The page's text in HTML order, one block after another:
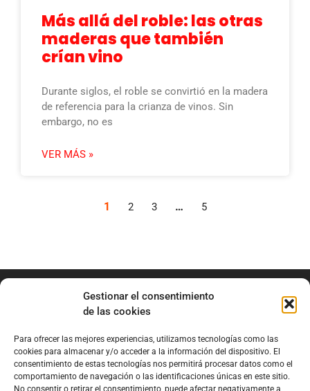
Gestionar el consentimiento
de las cookies
Para ofrecer las mejores experiencias, utilizamos tecnologías como las
cookies para almacenar y/o acceder a la información del dispositivo. El
consentimiento de estas tecnologías nos permitirá procesar datos como el
comportamiento de navegación o las identificaciones únicas en este sitio.
No consentir o retirar el consentimiento, puede afectar negativamente a
Más allá del roble: las otras
maderas que también
crían vino
Durante siglos, el roble se convirtió en la madera
de referencia para la crianza de vinos. Sin
embargo, no es
VER MÁS »
1 2 3 … 5
info@marianobraga.com
BRAGA Academia
Podcast